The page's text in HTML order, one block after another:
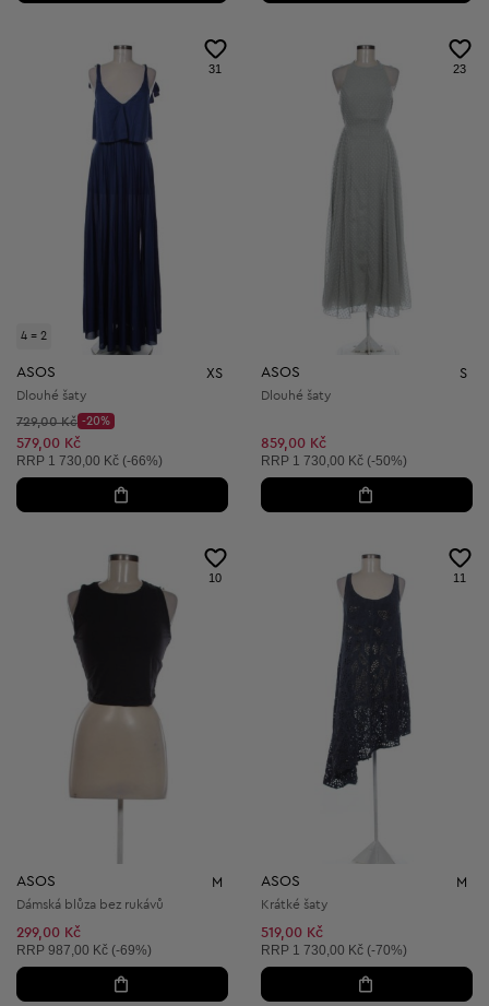
4 = 2
31
ASOS XS
Dlouhé šaty
Původní cena:
729,00 Kč
Discount Price:
-20%
Snížená cena:
579,00 Kč
Doporučená cena:
RRP 1 730,00 Kč (-66%)
23
ASOS S
Dlouhé šaty
859,00 Kč
Doporučená cena:
RRP 1 730,00 Kč (-50%)
10
ASOS M
Dámská blůza bez rukávů
299,00 Kč
Doporučená cena:
RRP 987,00 Kč (-69%)
11
ASOS M
Krátké šaty
519,00 Kč
Doporučená cena:
RRP 1 730,00 Kč (-70%)